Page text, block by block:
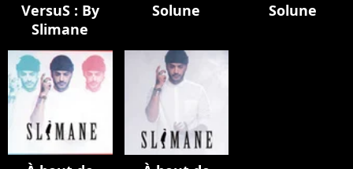
VersuS : By
Slimane
Solune Solune